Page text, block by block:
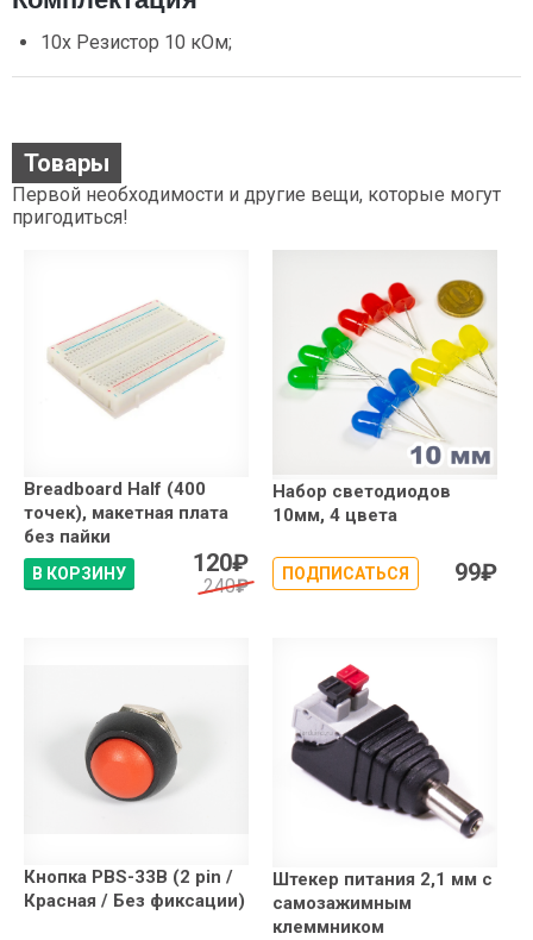
10х Резистор 10 кОм;
Товары
Первой необходимости и другие вещи, которые могут
пригодиться!
Breadboard Half (400
точек), макетная плата
без пайки
В КОРЗИНУ 120₽
240₽
Набор светодиодов
10мм, 4 цвета
ПОДПИСАТЬСЯ 99₽
Кнопка PBS-33B (2 pin /
Красная / Без фиксации)
Штекер питания 2,1 мм с
самозажимным
клеммником